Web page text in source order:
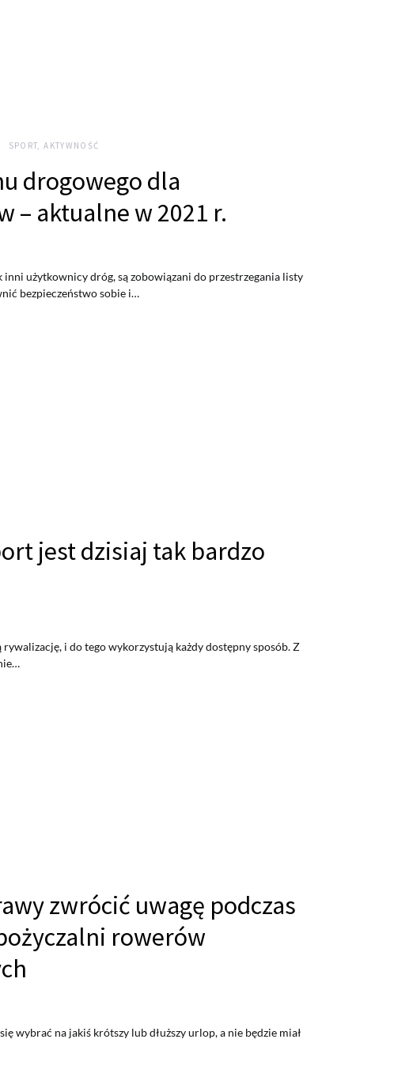
SPORT, AKTYWNOŚĆ
drogowego dla
– aktualne w 2021 r.
inni użytkownicy dróg, są zobowiązani do przestrzegania listy
bezpieczeństwo sobie i…
jest dzisiaj tak bardzo
rywalizację, i do tego wykorzystują każdy dostępny sposób. Z
zwrócić uwagę podczas
rowerów
wybrać na jakiś krótszy lub dłuższy urlop, a nie będzie miał